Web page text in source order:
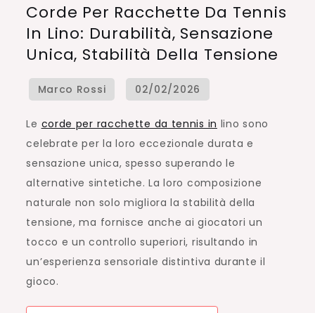
per
racchette
da
tennis
in
della
Corde Per Racchette Da Tennis
In Lino: Durabilità, Sensazione
Unica, Stabilità Della Tensione
Le corde per racchette da tennis in lino sono
celebrate per la loro eccezionale durata e
sensazione unica, spesso superando le
alternative sintetiche. La loro composizione
naturale non solo migliora la stabilità della
tensione, ma fornisce anche ai giocatori un
tocco e un controllo superiori, risultando in
un’esperienza sensoriale distintiva durante il
gioco.